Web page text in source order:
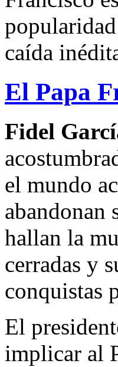
caída
El Papa
Fidel
el mundo
abandonan
hallan la
cerradas y
conquistas
El
implicar al